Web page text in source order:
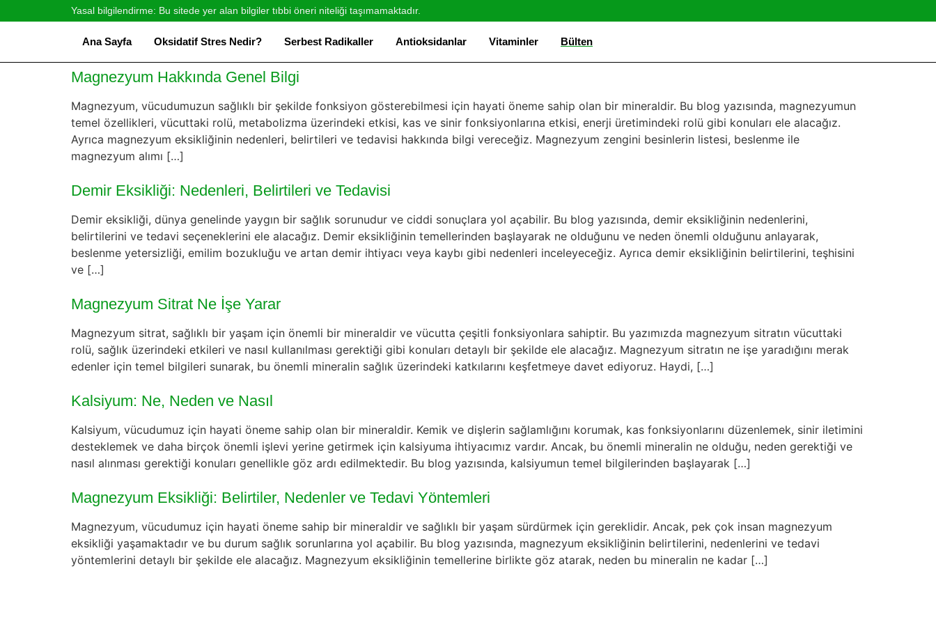
Yasal bilgilendirme: Bu sitede yer alan bilgiler tıbbi öneri niteliği taşımamaktadır.
Ana Sayfa Oksidatif Stres Nedir? Serbest Radikaller Antioksidanlar Vitaminler Bülten
Magnezyum Hakkında Genel Bilgi
Magnezyum, vücudumuzun sağlıklı bir şekilde fonksiyon gösterebilmesi için hayati öneme sahip olan bir mineraldir. Bu blog yazısında, magnezyumun
temel özellikleri, vücuttaki rolü, metabolizma üzerindeki etkisi, kas ve sinir fonksiyonlarına etkisi, enerji üretimindeki rolü gibi konuları ele alacağız.
Ayrıca magnezyum eksikliğinin nedenleri, belirtileri ve tedavisi hakkında bilgi vereceğiz. Magnezyum zengini besinlerin listesi, beslenme ile
magnezyum alımı […]
Demir Eksikliği: Nedenleri, Belirtileri ve Tedavisi
Demir eksikliği, dünya genelinde yaygın bir sağlık sorunudur ve ciddi sonuçlara yol açabilir. Bu blog yazısında, demir eksikliğinin nedenlerini,
belirtilerini ve tedavi seçeneklerini ele alacağız. Demir eksikliğinin temellerinden başlayarak ne olduğunu ve neden önemli olduğunu anlayarak,
beslenme yetersizliği, emilim bozukluğu ve artan demir ihtiyacı veya kaybı gibi nedenleri inceleyeceğiz. Ayrıca demir eksikliğinin belirtilerini, teşhisini
ve […]
Magnezyum Sitrat Ne İşe Yarar
Magnezyum sitrat, sağlıklı bir yaşam için önemli bir mineraldir ve vücutta çeşitli fonksiyonlara sahiptir. Bu yazımızda magnezyum sitratın vücuttaki
rolü, sağlık üzerindeki etkileri ve nasıl kullanılması gerektiği gibi konuları detaylı bir şekilde ele alacağız. Magnezyum sitratın ne işe yaradığını merak
edenler için temel bilgileri sunarak, bu önemli mineralin sağlık üzerindeki katkılarını keşfetmeye davet ediyoruz. Haydi, […]
Kalsiyum: Ne, Neden ve Nasıl
Kalsiyum, vücudumuz için hayati öneme sahip olan bir mineraldir. Kemik ve dişlerin sağlamlığını korumak, kas fonksiyonlarını düzenlemek, sinir iletimini
desteklemek ve daha birçok önemli işlevi yerine getirmek için kalsiyuma ihtiyacımız vardır. Ancak, bu önemli mineralin ne olduğu, neden gerektiği ve
nasıl alınması gerektiği konuları genellikle göz ardı edilmektedir. Bu blog yazısında, kalsiyumun temel bilgilerinden başlayarak […]
Magnezyum Eksikliği: Belirtiler, Nedenler ve Tedavi Yöntemleri
Magnezyum, vücudumuz için hayati öneme sahip bir mineraldir ve sağlıklı bir yaşam sürdürmek için gereklidir. Ancak, pek çok insan magnezyum
eksikliği yaşamaktadır ve bu durum sağlık sorunlarına yol açabilir. Bu blog yazısında, magnezyum eksikliğinin belirtilerini, nedenlerini ve tedavi
yöntemlerini detaylı bir şekilde ele alacağız. Magnezyum eksikliğinin temellerine birlikte göz atarak, neden bu mineralin ne kadar […]